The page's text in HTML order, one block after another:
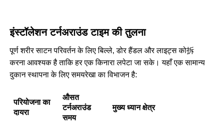
इंस्टॉलेशन टर्नअराउंड टाइम की तुलना
पूर्ण शरीर साटन परिवर्तन के लिए बिल्ले, डोर हैंडल और लाइट्स को拆
करना आवश्यक है ताकि हर एक किनारा लपेटा जा सके। यहाँ एक सामान्य
दुकान स्थापना के लिए समयरेखा का विभाजन है:
परियोजना का
दायरा
औसत
टर्नअराउंड
समय
मुख्य ध्यान क्षेत्र